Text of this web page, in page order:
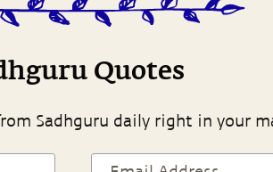
Quotes
Sadhguru daily right in your